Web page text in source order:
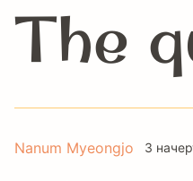
The
Nanum Myeongjo 3